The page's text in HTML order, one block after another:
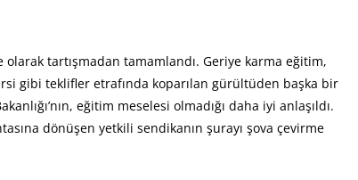
tartışmadan tamamlandı. Geriye karma eğitim,
gibi teklifler etrafında koparılan gürültüden başka bir
eğitim meselesi olmadığı daha iyi anlaşıldı.
dönüşen yetkili sendikanın şurayı şova çevirme